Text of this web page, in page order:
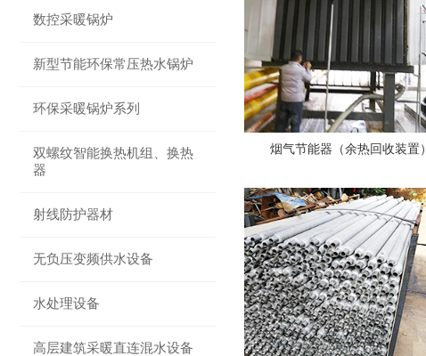
数控采暖锅炉
新型节能环保常压热水锅炉
环保采暖锅炉系列
双螺纹智能换热机组、换热
器
射线防护器材
无负压变频供水设备
水处理设备
高层建筑采暖直连混水设备
烟气节能器（余热回收装置）